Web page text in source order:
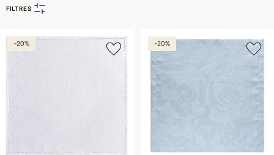
FILTRES
-20% -20%